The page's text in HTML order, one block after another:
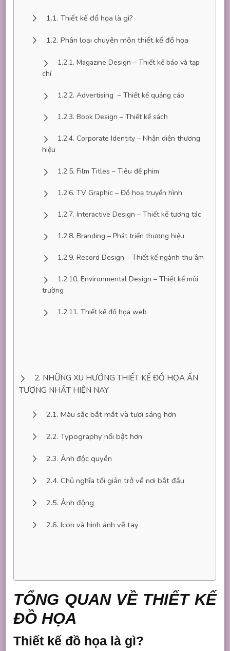
Thiết kế đồ họa là gì?
Phân loại chuyên môn thiết kế đồ họa
Magazine Design – Thiết kế báo và tạp
chí
Advertising – Thiết kế quảng cáo
Book Design – Thiết kế sách
Corporate Identity – Nhận diện thương
hiệu
Film Titles – Tiêu đề phim
TV Graphic – Đồ hoạ truyền hình
Interactive Design – Thiết kế tương tác
Branding – Phát triển thương hiệu
Record Design – Thiết kế ngành thu âm
Environmental Design – Thiết kế môi
trường
Thiết kế đồ họa web
NHỮNG XU HƯỚNG THIẾT KẾ ĐỒ HỌA ẤN
TƯỢNG NHẤT HIỆN NAY
Màu sắc bắt mắt và tươi sáng hơn
Typography nổi bật hơn
Ảnh độc quyền
Chủ nghĩa tối giản trở về nơi bắt đầu
Ảnh động
Icon và hình ảnh vẽ tay
TỔNG QUAN VỀ THIẾT KẾ
ĐỒ HỌA
Thiết kế đồ họa là gì?